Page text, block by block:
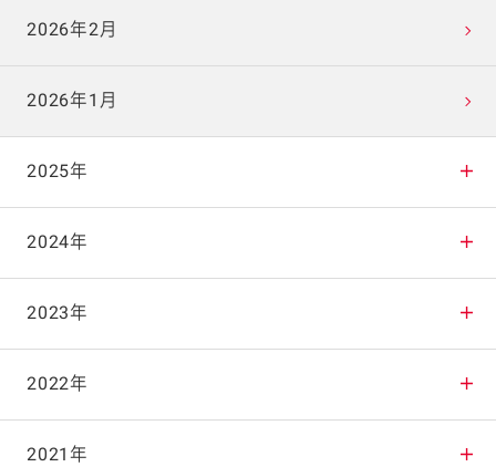
2026年2月
2026年1月
2025年
2025年12月
2025年11月
2025年10月
2025年9月
2024年
2024年12月
2024年11月
2024年10月
2023年
2023年12月
2023年11月
2022年
2022年12月
2021年